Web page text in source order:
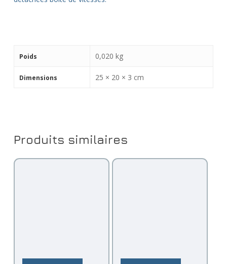
Poids 0,020 kg
Dimensions 25 × 20 × 3 cm
Produits similaires